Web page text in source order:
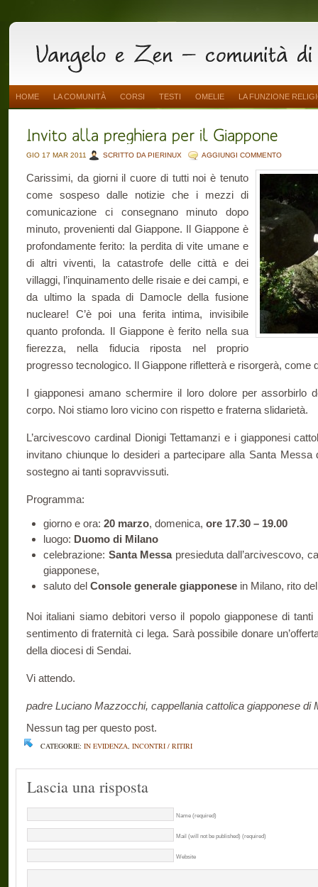
HOME LA COMUNITÀ CORSI TESTI OMELIE LA FUNZIONE
GIO 17 MAR 2011 SCRITTO DA PIERINUX AGGIUNGI COMMENTO
Carissimi, da giorni il cuore di tutti noi è tenuto
come sospeso dalle notizie che i mezzi di
comunicazione ci consegnano minuto dopo
minuto, provenienti dal Giappone. Il Giappone è
profondamente ferito: la perdita di vite umane e
di altri viventi, la catastrofe delle città e dei
villaggi, l’inquinamento delle risaie e dei campi, e
da ultimo la spada di Damocle della fusione
nucleare! C’è poi una ferita intima, invisibile
quanto profonda. Il Giappone è ferito nella sua
fierezza, nella fiducia riposta nel proprio
progresso tecnologico. Il Giappone rifletterà e risorgerà, come
I giapponesi amano schermire il loro dolore per assorbirlo
corpo. Noi stiamo loro vicino con rispetto e fraterna slidarietà.
L’arcivescovo cardinal Dionigi Tettamanzi e i giapponesi
invitano chiunque lo desideri a partecipare alla Santa
sostegno ai tanti sopravvissuti.
Programma:
giorno e ora: 20 marzo, domenica, ore 17.30 – 19.00
luogo: Duomo di Milano
celebrazione: Santa Messapresieduta dall’arcivescovo,
giapponese,
saluto del Console generale giapponese in Milano, rito
Noi italiani siamo debitori verso il popolo giapponese di
sentimento di fraternità ci lega. Sarà possibile donare
della diocesi di Sendai.
Vi attendo.
padre Luciano Mazzocchi, cappellania cattolica giapponese di
Nessun tag per questo post.
CATEGORIE: IN EVIDENZA, INCONTRI / RITIRI
Lascia una risposta
Name (required)
Mail (will not be published) (required)
Website